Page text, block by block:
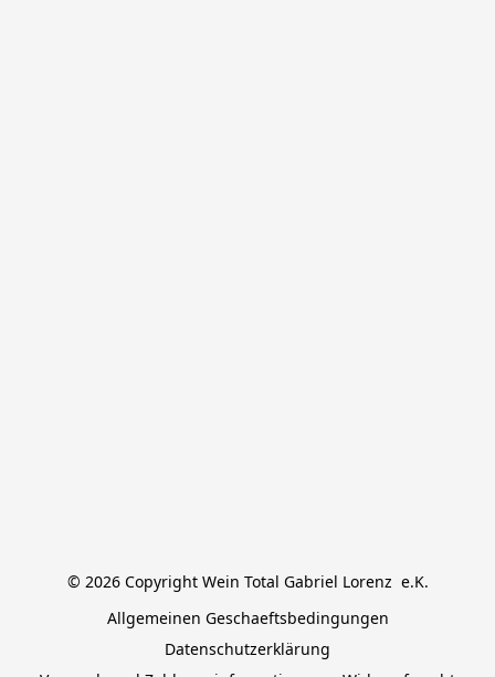
© 2026 Copyright Wein Total Gabriel Lorenz  e.K.
Allgemeinen Geschaeftsbedingungen
Datenschutzerklärung